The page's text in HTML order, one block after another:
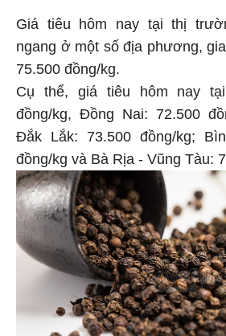
Giá tiêu hôm nay tại thị
ngang ở một số địa phương,
75.500 đồng/kg.
Cụ thể, giá tiêu hôm nay
đồng/kg, Đồng Nai: 72.500
Đắk Lắk: 73.500 đồng/kg;
đồng/kg và Bà Rịa - Vũng Tàu: